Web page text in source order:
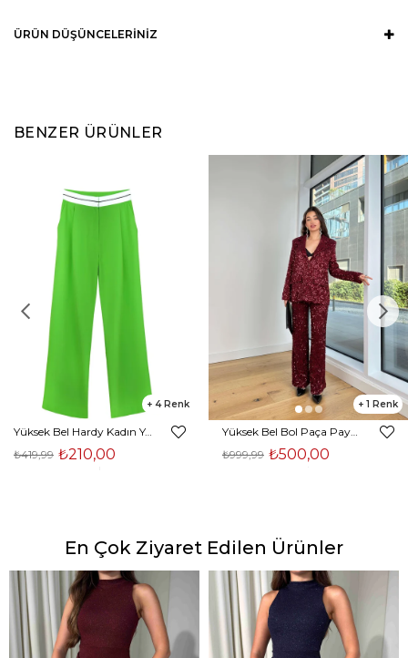
ÜRÜN DÜŞÜNCELERINIZ
BENZER ÜRÜNLER
4
Yüksek Bel Hardy Kadın Yeşil Palazzo Pantolon 23K000407
₺210,00
₺419,99
1
₺500,00
₺999,99
En Çok Ziyaret Edilen Ürünler